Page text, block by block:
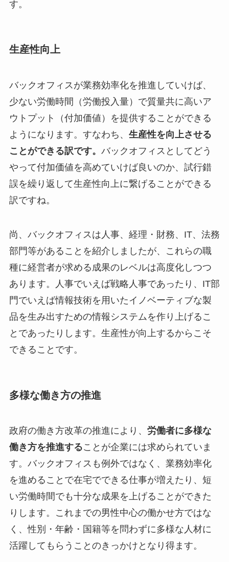
す。
生産性向上
バックオフィスが業務効率化を推進していけば、
少ない労働時間（労働投入量）で質量共に高いア
ウトプット（付加価値）を提供することができる
ようになります。すなわち、 生産性を向上させる
ことができる訳です。 バックオフィスとしてどう
やって付加価値を高めていけば良いのか、試行錯
誤を繰り返して生産性向上に繋げることができる
訳ですね。
尚、バックオフィスは人事、経理・財務、IT、法務
部門等があることを紹介しましたが、これらの職
種に経営者が求める成果のレベルは高度化しつつ
あります。人事でいえば戦略人事であったり、IT部
門でいえば情報技術を用いたイノベーティブな製
品を生み出すための情報システムを作り上げるこ
とであったりします。生産性が向上するからこそ
できることです。
多様な働き方の推進
政府の働き方改革の推進により、 労働者に多様な
働き方を推進することが企業には求められていま
す。バックオフィスも例外ではなく、業務効率化
を進めることで在宅でできる仕事が増えたり、短
い労働時間でも十分な成果を上げることができた
りします。これまでの男性中心の働かせ方ではな
く、性別・年齢・国籍等を問わずに多様な人材に
活躍してもらうことのきっかけとなり得ます。